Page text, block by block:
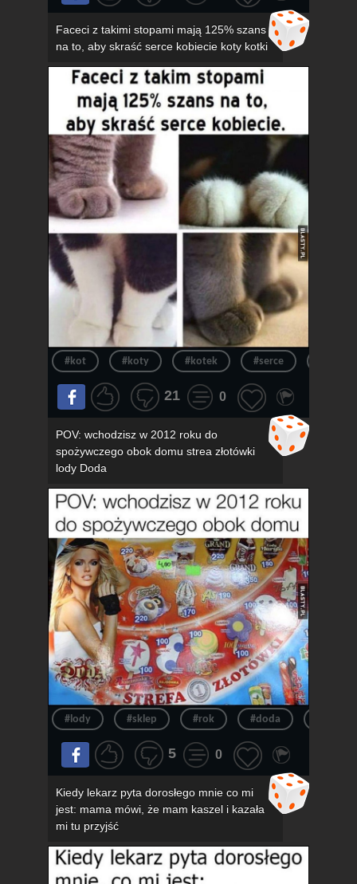
Faceci z takimi stopami mają 125% szans
na to, aby skraść serce kobiecie koty kotki
#kot #koty #kotek #serce
21 0
POV: wchodzisz w 2012 roku do
spożywczego obok domu strea złotówki
lody Doda
#lody #sklep #rok #doda
5 0
Kiedy lekarz pyta dorosłego mnie co mi
jest: mama mówi, że mam kaszel i kazała
mi tu przyjść